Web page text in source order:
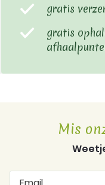
gratis
gratis
Mis